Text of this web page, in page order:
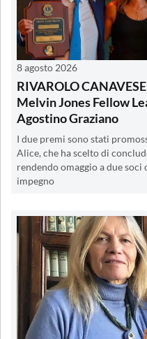
8 agosto 2026
RIVAROLO
Melvin Jones Fellow
Agostino Graziano
I due premi sono stati
Alice, che ha scelto di
rendendo omaggio a due
impegno